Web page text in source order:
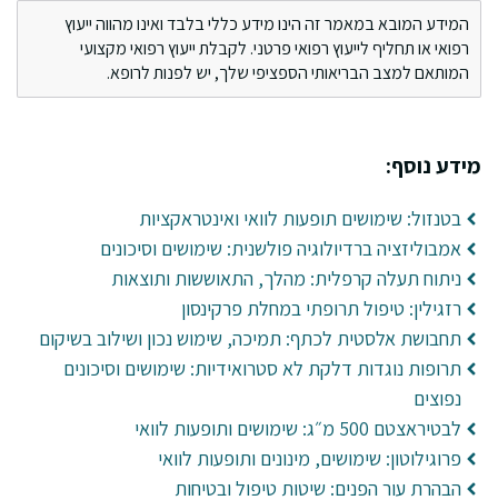
המידע המובא במאמר זה הינו מידע כללי בלבד ואינו מהווה ייעוץ
רפואי או תחליף לייעוץ רפואי פרטני. לקבלת ייעוץ רפואי מקצועי
המותאם למצב הבריאותי הספציפי שלך, יש לפנות לרופא.
מידע נוסף:
בטנזול: שימושים תופעות לוואי ואינטראקציות
אמבוליזציה ברדיולוגיה פולשנית: שימושים וסיכונים
ניתוח תעלה קרפלית: מהלך, התאוששות ותוצאות
רזגילין: טיפול תרופתי במחלת פרקינסון
תחבושת אלסטית לכתף: תמיכה, שימוש נכון ושילוב בשיקום
תרופות נוגדות דלקת לא סטרואידיות: שימושים וסיכונים
נפוצים
לבטיראצטם 500 מ״ג: שימושים ותופעות לוואי
פרוגילוטון: שימושים, מינונים ותופעות לוואי
הבהרת עור הפנים: שיטות טיפול ובטיחות